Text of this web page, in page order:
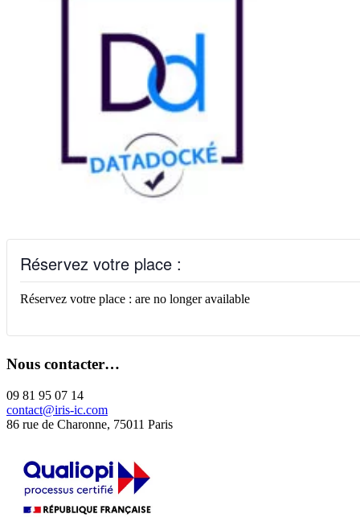
Réservez votre place :
Réservez votre place : are no longer available
Nous contacter…
09 81 95 07 14
contact@iris-ic.com
86 rue de Charonne, 75011 Paris